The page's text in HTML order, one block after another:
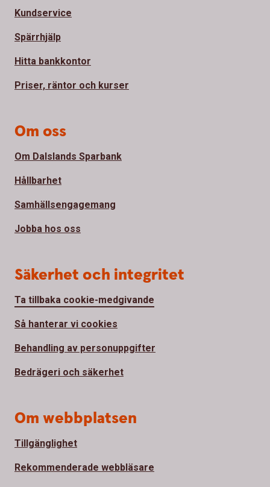
Kundservice
Spärrhjälp
Hitta bankkontor
Priser, räntor och kurser
Om oss
Om Dalslands Sparbank
Hållbarhet
Samhällsengagemang
Jobba hos oss
Säkerhet och integritet
Ta tillbaka cookie-medgivande
Så hanterar vi cookies
Behandling av personuppgifter
Bedrägeri och säkerhet
Om webbplatsen
Tillgänglighet
Rekommenderade webbläsare